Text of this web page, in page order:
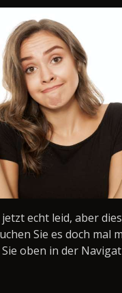
echt leid, aber
Sie es doch mal
oben in der